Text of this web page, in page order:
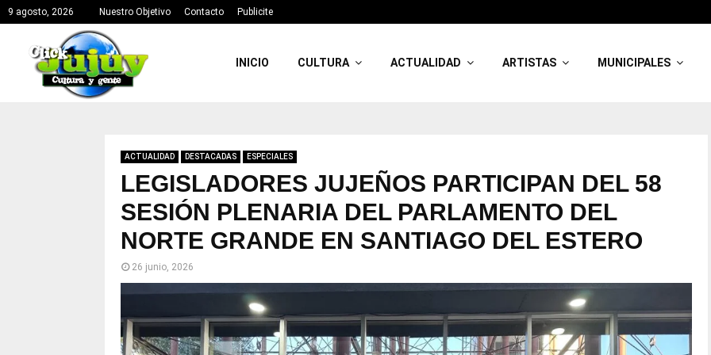
9 agosto, 2026 Nuestro Objetivo Contacto Publicite
INICIO CULTURA ACTUALIDAD ARTISTAS MUNICIPALES
ACTUALIDAD DESTACADAS ESPECIALES
LEGISLADORES JUJEÑOS PARTICIPAN DEL 58
SESIÓN PLENARIA DEL PARLAMENTO DEL
NORTE GRANDE EN SANTIAGO DEL ESTERO
26 junio, 2026